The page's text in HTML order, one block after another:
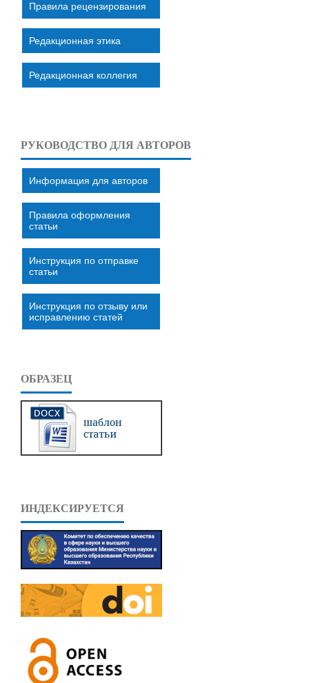
Правила рецензирования
Редакционная этика
Редакционная коллегия
РУКОВОДСТВО ДЛЯ АВТОРОВ
Информация для авторов
Правила оформления
статьи
Инструкция по отправке
статьи
Инструкция по отзыву или
исправлению статей
ОБРАЗЕЦ
ИНДЕКСИРУЕТСЯ